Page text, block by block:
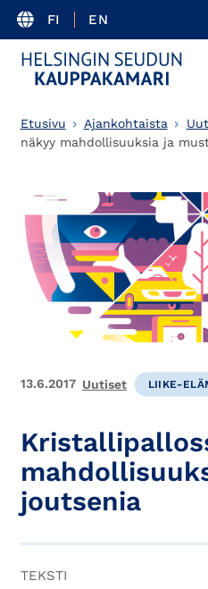
FI EN
Etusivu Ajankohtaista
näkyy mahdollisuuksia ja
13.6.2017 Uutiset LIIKE-
joutsenia
TEKSTI